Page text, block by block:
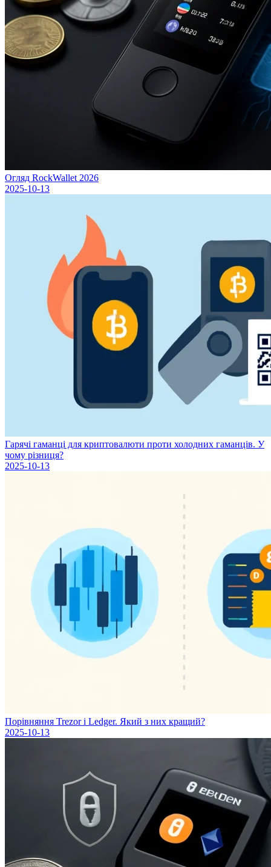
Огляд RockWallet 2026
2025-10-13
Гарячі гаманці для криптовалюти проти холодних гаманців. У
чому різниця?
2025-10-13
Порівняння Trezor і Ledger. Який з них кращий?
2025-10-13